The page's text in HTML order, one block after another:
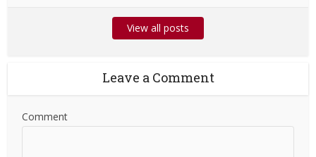
View all posts
Leave a Comment
Comment